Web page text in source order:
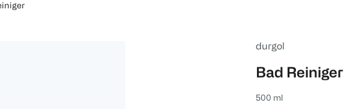
durgol
Bad Reiniger
500 ml